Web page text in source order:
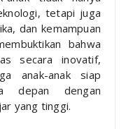
tetapi juga
dan kemampuan
bahwa
secara inovatif,
anak-anak siap
depan dengan
yang tinggi.